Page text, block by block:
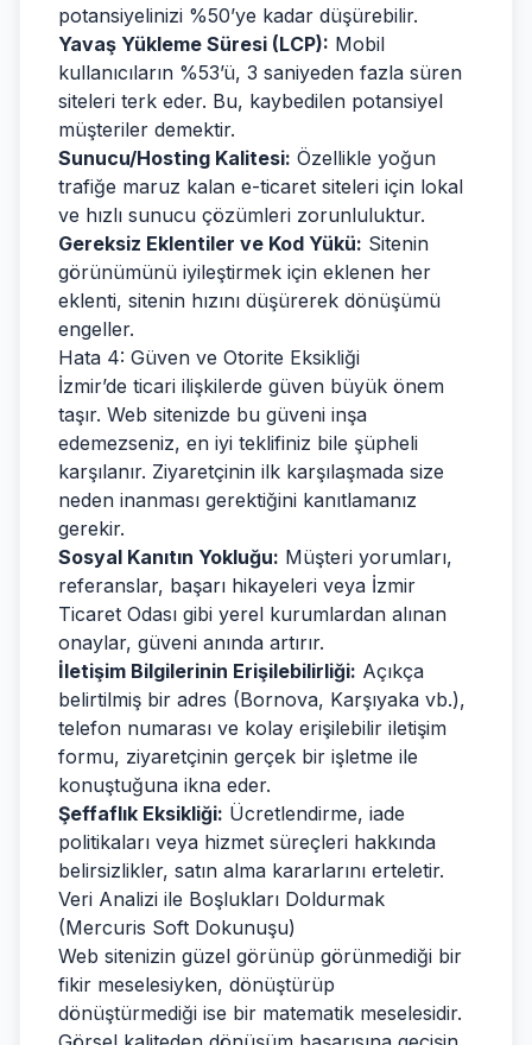
potansiyelinizi %50’ye kadar düşürebilir.
Yavaş Yükleme Süresi (LCP): Mobil
kullanıcıların %53’ü, 3 saniyeden fazla süren
siteleri terk eder. Bu, kaybedilen potansiyel
müşteriler demektir.
Sunucu/Hosting Kalitesi: Özellikle yoğun
trafiğe maruz kalan e-ticaret siteleri için lokal
ve hızlı sunucu çözümleri zorunluluktur.
Gereksiz Eklentiler ve Kod Yükü: Sitenin
görünümünü iyileştirmek için eklenen her
eklenti, sitenin hızını düşürerek dönüşümü
engeller.
Hata 4: Güven ve Otorite Eksikliği
İzmir’de ticari ilişkilerde güven büyük önem
taşır. Web sitenizde bu güveni inşa
edemezseniz, en iyi teklifiniz bile şüpheli
karşılanır. Ziyaretçinin ilk karşılaşmada size
neden inanması gerektiğini kanıtlamanız
gerekir.
Sosyal Kanıtın Yokluğu: Müşteri yorumları,
referanslar, başarı hikayeleri veya İzmir
Ticaret Odası gibi yerel kurumlardan alınan
onaylar, güveni anında artırır.
İletişim Bilgilerinin Erişilebilirliği: Açıkça
belirtilmiş bir adres (Bornova, Karşıyaka vb.),
telefon numarası ve kolay erişilebilir iletişim
formu, ziyaretçinin gerçek bir işletme ile
konuştuğuna ikna eder.
Şeffaflık Eksikliği: Ücretlendirme, iade
politikaları veya hizmet süreçleri hakkında
belirsizlikler, satın alma kararlarını erteletir.
Veri Analizi ile Boşlukları Doldurmak
(Mercuris Soft Dokunuşu)
Web sitenizin güzel görünüp görünmediği bir
fikir meselesiyken, dönüştürüp
dönüştürmediği ise bir matematik meselesidir.